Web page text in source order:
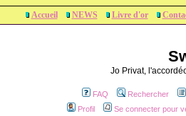
Accueil NEWS Livre d'or
Jo Privat,
FAQ Rechercher
Profil
Se connecter pour